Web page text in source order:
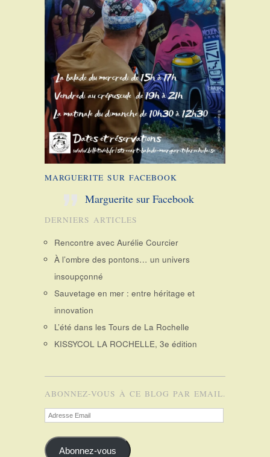
MARGUERITE SUR FACEBOOK
Marguerite sur Facebook
DERNIERS ARTICLES
Rencontre avec Aurélie Courcier
À l’ombre des pontons… un univers
insoupçonné
Sauvetage en mer : entre héritage et
innovation
L’été dans les Tours de La Rochelle
KISSYCOL LA ROCHELLE, 3e édition
ABONNEZ-VOUS À CE BLOG PAR EMAIL.
Adresse
Email
Abonnez-vous